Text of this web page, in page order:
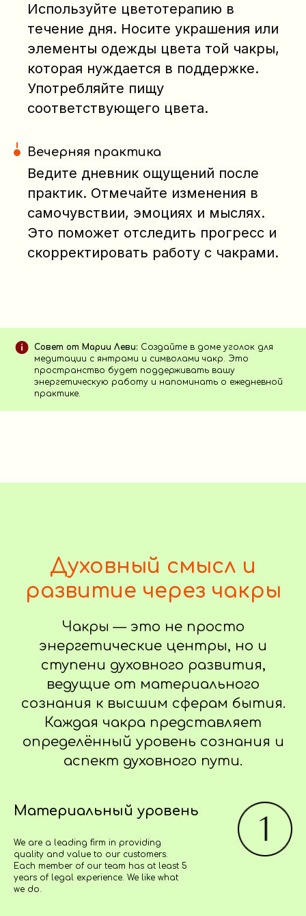
Используйте цветотерапию в
течение дня. Носите украшения или
элементы одежды цвета той чакры,
которая нуждается в поддержке.
Употребляйте пищу
соответствующего цвета.
Вечерняя практика
Ведите дневник ощущений после
практик. Отмечайте изменения в
самочувствии, эмоциях и мыслях.
Это поможет отследить прогресс и
скорректировать работу с чакрами.
Совет от Марии Леви: Создайте в доме уголок для
медитации с янтрами и символами чакр. Это
пространство будет поддерживать вашу
энергетическую работу и напоминать о ежедневной
практике.
Духовный смысл и
развитие через чакры
Чакры — это не просто
энергетические центры, но и
ступени духовного развития,
ведущие от материального
сознания к высшим сферам бытия.
Каждая чакра представляет
определённый уровень сознания и
аспект духовного пути.
Материальный уровень
We are a leading firm in providing
quality and value to our customers.
Each member of our team has at least 5
years of legal experience. We like what
we do.